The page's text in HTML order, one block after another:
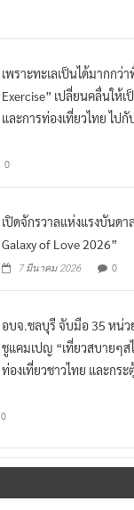
เพราะทะเลเป็นได้มากก
Exercise” เปลี่ยนคลื่นให้
และการท่องเที่ยวไทย ไป
0
เปิดจักรวาลแห่งแรงบันดา
Galaxy of Love 2026”
7 มีนาคม 2026 0
อบจ.ชลบุรี จับมือ 35 หน่ว
ชูแคมเปญ “เที่ยวสบายๆส
ท่องเที่ยวชาวไทย และกร
0